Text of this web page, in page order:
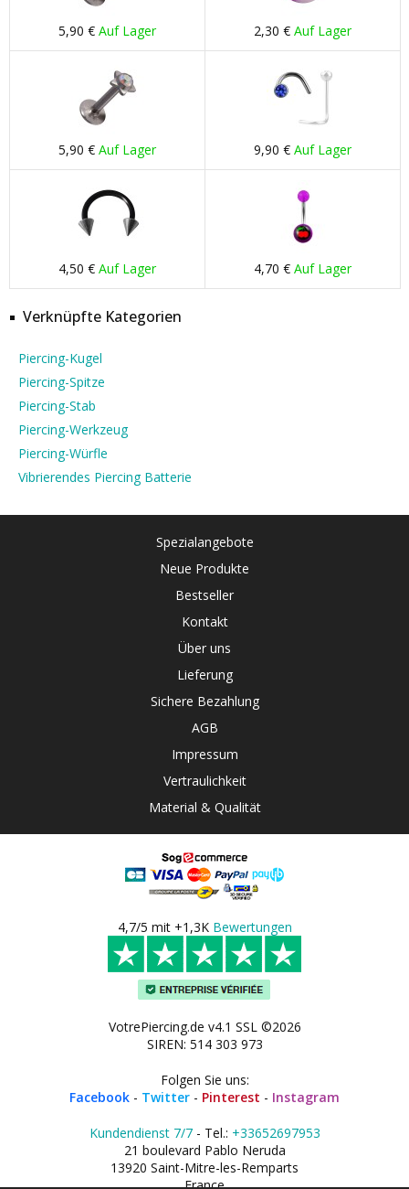
5,90 € Auf Lager 2,30 € Auf Lager
5,90 € Auf Lager 9,90 € Auf Lager
4,50 € Auf Lager 4,70 € Auf Lager
Verknüpfte Kategorien
Piercing-Kugel
Piercing-Spitze
Piercing-Stab
Piercing-Werkzeug
Piercing-Würfle
Vibrierendes Piercing Batterie
Spezialangebote
Neue Produkte
Bestseller
Kontakt
Über uns
Lieferung
Sichere Bezahlung
AGB
Impressum
Vertraulichkeit
Material & Qualität
4,7/5 mit +1,3K Bewertungen
VotrePiercing.de v4.1 SSL ©2026
SIREN: 514 303 973
Folgen Sie uns:
Facebook - Twitter - Pinterest - Instagram
Kundendienst 7/7- Tel.: +33652697953
21 boulevard Pablo Neruda
13920 Saint-Mitre-les-Remparts
France